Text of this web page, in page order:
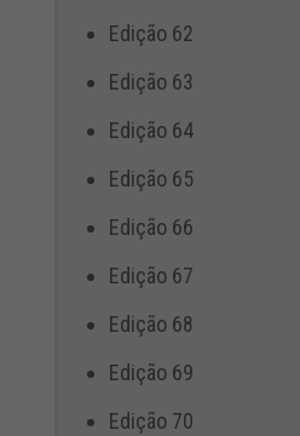
Edição 62
Edição 63
Edição 64
Edição 65
Edição 66
Edição 67
Edição 68
Edição 69
Edição 70